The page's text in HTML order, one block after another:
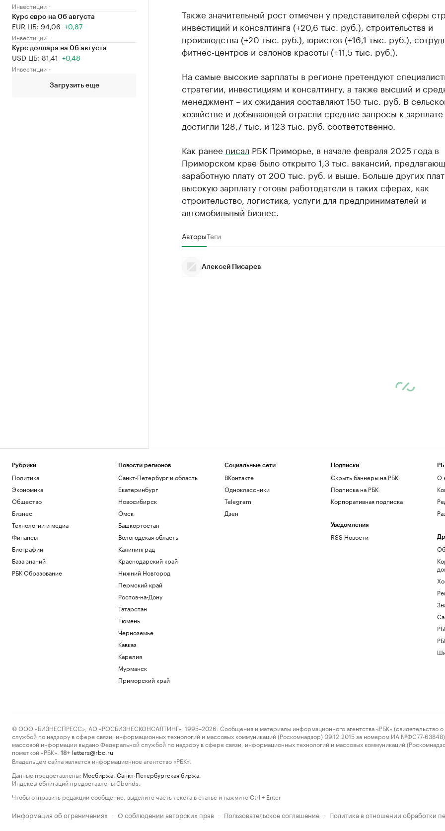
Инвестиции
Курс евро на 06 августа
EUR ЦБ: 94,06 +0,87
Инвестиции
Курс доллара на 06 августа
USD ЦБ: 81,41 +0,48
Инвестиции
Загрузить еще
Также значительный рост отмечен у представителей сферы
инвестиций и консалтинга (+20,6 тыс. руб.), строительства и
производства (+20 тыс. руб.), юристов (+16,1 тыс. руб.),
фитнес-центров и салонов красоты (+11,5 тыс. руб.).
На самые высокие зарплаты в регионе претендуют
стратегии, инвестициям и консалтингу, а также высший и
менеджмент – их ожидания составляют 150 тыс. руб. В
хозяйстве и добывающей отрасли средние запросы к зарплате
достигли 128,7 тыс. и 123 тыс. руб. соответственно.
Как ранее писал РБК Приморье, в начале февраля 2025 года в
Приморском крае было открыто 1,3 тыс. вакансий,
заработную плату от 200 тыс. руб. и выше. Больше других
высокую зарплату готовы работодатели в таких сферах, как
строительство, логистика, услуги для предпринимателей и
автомобильный бизнес.
АвторыТеги
Алексей Писарев
Рубрики
Политика
Экономика
Общество
Бизнес
Технологии и медиа
Финансы
Биографии
База знаний
РБК Образование
Новости регионов
Санкт-Петербург и область
Екатеринбург
Новосибирск
Омск
Башкортостан
Вологодская область
Калининград
Краснодарский край
Нижний Новгород
Пермский край
Ростов-на-Дону
Татарстан
Тюмень
Черноземье
Кавказ
Карелия
Мурманск
Приморский край
Социальные сети
ВКонтакте
Одноклассники
Telegram
Дзен
Подписки
Скрыть баннеры на РБК
Подписка на РБК
Корпоративная подписка
Уведомления
RSS Новости
О
© ООО «БИЗНЕСПРЕСС», АО «РОСБИЗНЕСКОНСАЛТИНГ», 1995–2026. Сообщения и материалы информационного агентства «РБК» (свидетельство о
службой по надзору в сфере связи, информационных технологий и массовых коммуникаций (Роскомнадзор) 09.12.2015 за номером ИА №ФС77-63848)
массовой информации выдано Федеральной службой по надзору в сфере связи, информационных технологий и массовых коммуникаций
пометкой «РБК».
18+ letters@rbc.ru
Владельцем сайта является информационное агентство «РБК».
Данные предоставлены: Мосбиржа Санкт-Петербургская биржа
Индексы облигаций предоставлены Cbonds.
Чтобы отправить редакции сообщение, выделите часть текста в статье и нажмите Ctrl + Enter
Информация об ограничениях · О соблюдении авторских прав · Пользовательское соглашение · Политика в отношении обработки